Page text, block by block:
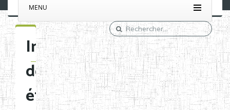
MENU
Immatriculation
des
établissements